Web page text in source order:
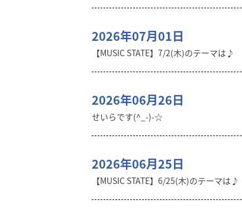
2026年07月01日
【MUSIC STATE】7/2(木)のテーマは♪
2026年06月26日
せいらです(^_-)-☆
2026年06月25日
【MUSIC STATE】6/25(木)のテーマは♪